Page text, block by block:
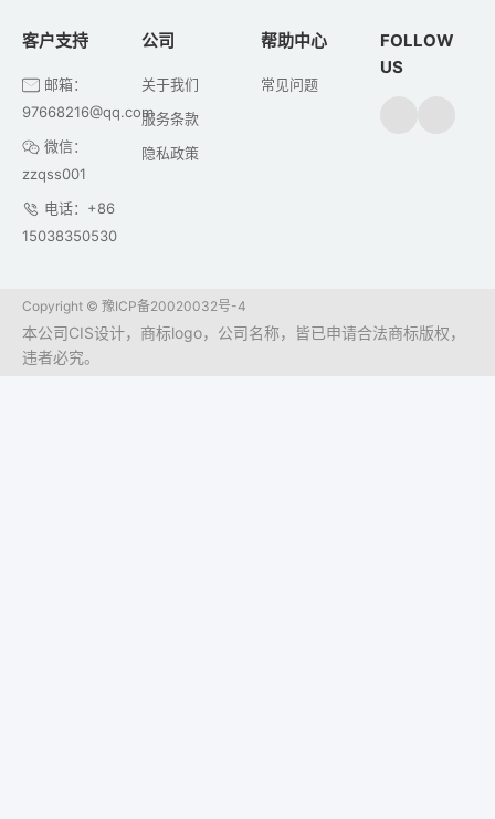
客户支持
邮箱：
97668216@qq.com
微信：
zzqss001
电话：+86
15038350530
公司
关于我们
服务条款
隐私政策
帮助中心
常见问题
FOLLOW
US
Copyright © 豫ICP备20020032号-4
本公司CIS设计，商标logo，公司名称，皆已申请合法商标版权，
违者必究。